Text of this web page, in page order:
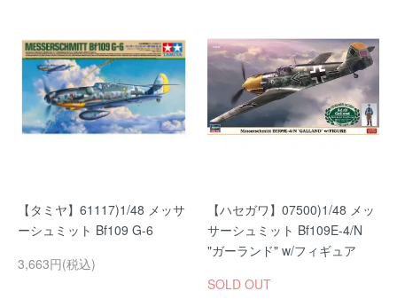
【タミヤ】61117)1/48 メッサ
ーシュミット Bf109 G-6
3,663円(税込)
【ハセガワ】07500)1/48 メッ
サーシュミット Bf109E-4/N
"ガーランド" w/フィギュア
SOLD OUT